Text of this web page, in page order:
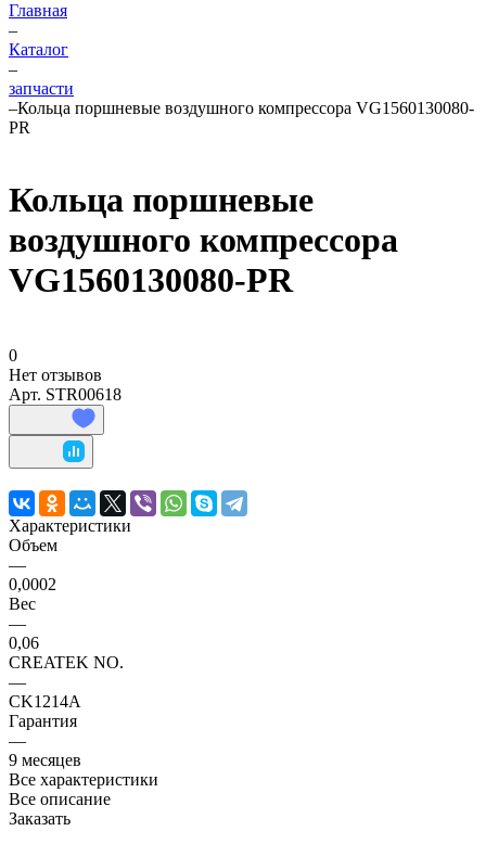
Главная
–
Каталог
–
запчасти
–Кольца поршневые воздушного компрессора VG1560130080-
PR
Кольца поршневые
воздушного компрессора
VG1560130080-PR
0
Нет отзывов
Арт. STR00618
Характеристики
Объем
—
0,0002
Вес
—
0,06
CREATEK NO.
—
CK1214A
Гарантия
—
9 месяцев
Все характеристики
Все описание
Заказать